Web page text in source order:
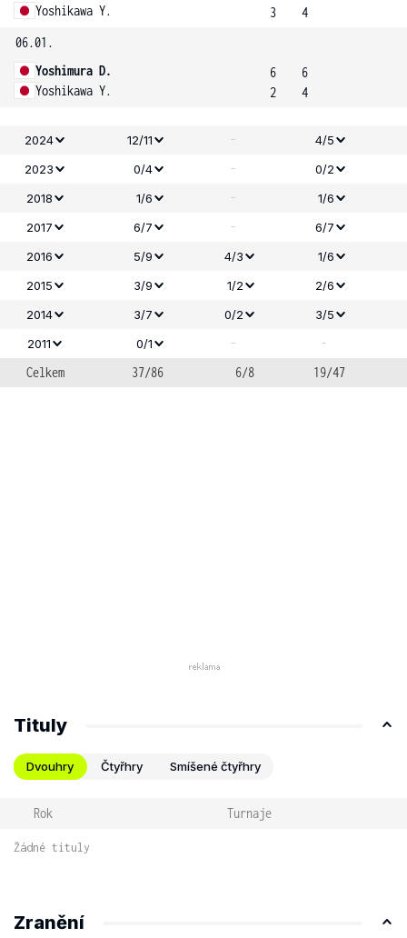
Yoshikawa Y.
3
4
06.01.
Yoshimura D.
Yoshikawa Y.
6
2
6
4
2024 12/11 -
4/5
2023
0/4 -
0/2
2018
1/6 -
1/6
2017
6/7 -
6/7
2016
5/9 4/3
1/6
2015
3/9 1/2
2/6
2014
3/7 0/2
3/5
2011
0/1 -
-
Celkem
37/86 6/8 19/47
Tituly
Dvouhry Čtyřhry Smíšené čtyřhry
Rok Turnaje
Žádné tituly
Zranění